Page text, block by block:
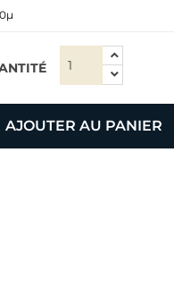
AJOUTER AU PANIER